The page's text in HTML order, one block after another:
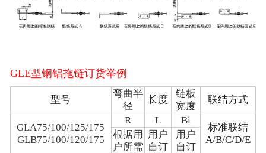
GLE型钢铝拖链订货举例
型号
弯曲半
径
长度
链板
宽度
联结方式
GLA75/100/125/175
GLB75/100/120/175
R L Bi
标准联结
A/B/C/D/E
根据用
户所需
用户
自订
用户
自订